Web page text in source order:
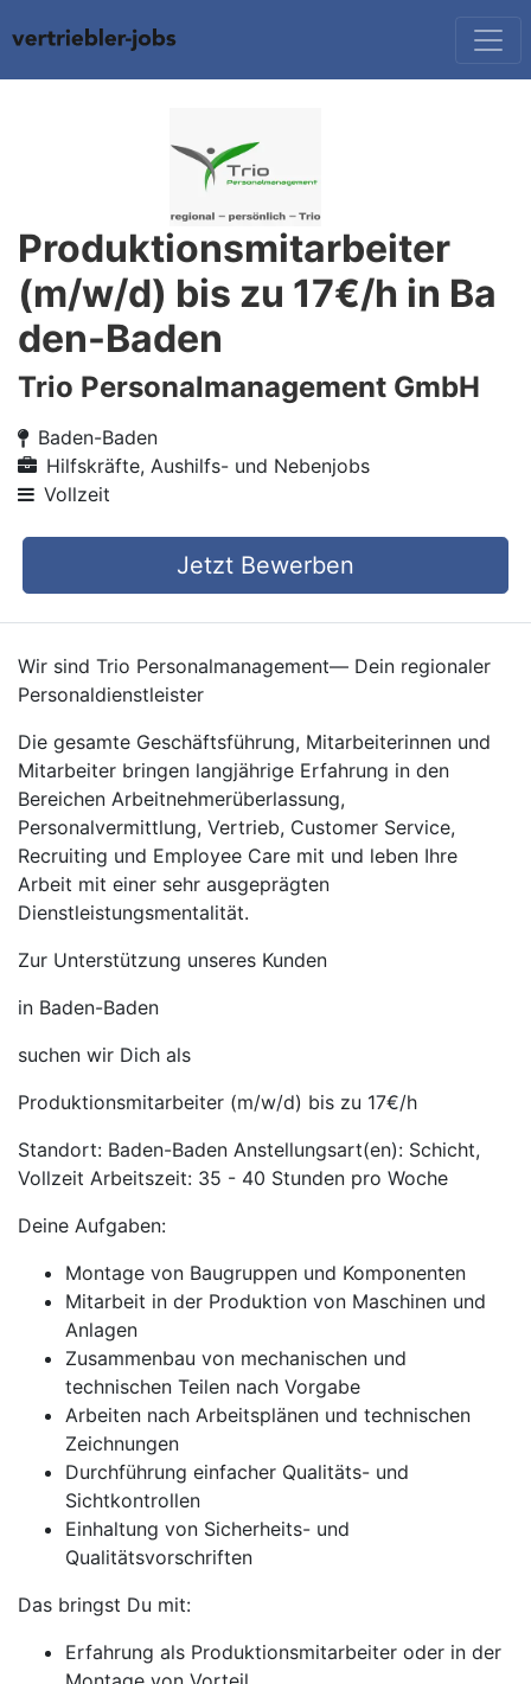
Produktionsmitarbeiter
(m/w/d) bis zu 17€/h in Ba
den-Baden
Trio Personalmanagement GmbH
Baden-Baden
Hilfskräfte, Aushilfs- und Nebenjobs
Vollzeit
Jetzt Bewerben
Wir sind Trio Personalmanagement— Dein regionaler
Personaldienstleister
Die gesamte Geschäftsführung, Mitarbeiterinnen und
Mitarbeiter bringen langjährige Erfahrung in den
Bereichen Arbeitnehmerüberlassung,
Personalvermittlung, Vertrieb, Customer Service,
Recruiting und Employee Care mit und leben Ihre
Arbeit mit einer sehr ausgeprägten
Dienstleistungsmentalität.
Zur Unterstützung unseres Kunden
in Baden-Baden
suchen wir Dich als
Produktionsmitarbeiter (m/w/d) bis zu 17€/h
Standort: Baden-Baden Anstellungsart(en): Schicht,
Vollzeit Arbeitszeit: 35 - 40 Stunden pro Woche
Deine Aufgaben:
Montage von Baugruppen und Komponenten
Mitarbeit in der Produktion von Maschinen und
Anlagen
Zusammenbau von mechanischen und
technischen Teilen nach Vorgabe
Arbeiten nach Arbeitsplänen und technischen
Zeichnungen
Durchführung einfacher Qualitäts- und
Sichtkontrollen
Einhaltung von Sicherheits- und
Qualitätsvorschriften
Das bringst Du mit:
Erfahrung als Produktionsmitarbeiter oder in der